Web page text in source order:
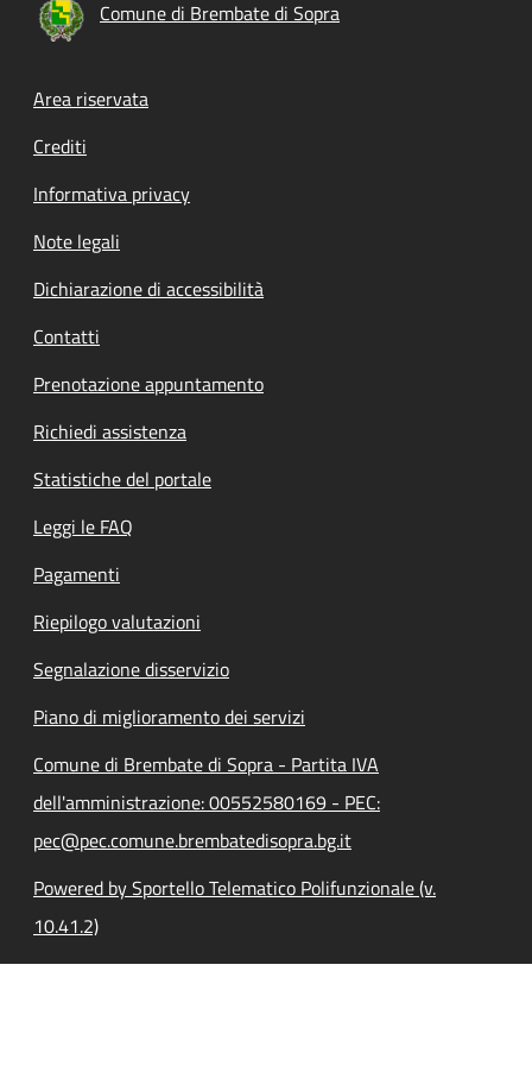
Comune di Brembate di Sopra
Footer menu
Area riservata
Crediti
Informativa privacy
Note legali
Dichiarazione di accessibilità
Contatti
Prenotazione appuntamento
Richiedi assistenza
Statistiche del portale
Leggi le FAQ
Pagamenti
Riepilogo valutazioni
Segnalazione disservizio
Piano di miglioramento dei servizi
Comune di Brembate di Sopra - Partita IVA
dell'amministrazione: 00552580169 - PEC:
pec@pec.comune.brembatedisopra.bg.it
Powered by Sportello Telematico Polifunzionale (v.
10.41.2)